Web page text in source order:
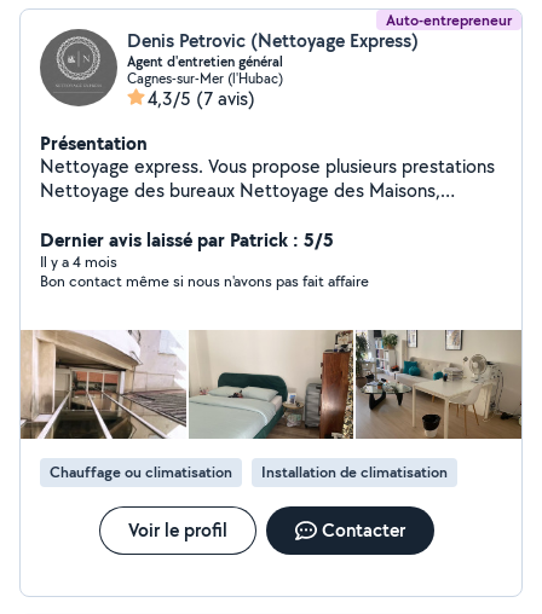
Auto-entrepreneur
Denis Petrovic (Nettoyage Express)
Agent d'entretien général
Cagnes-sur-Mer (l'Hubac)
4,3/5 (7 avis)
Présentation
Nettoyage express. Vous propose plusieurs prestations
Nettoyage des bureaux Nettoyage des Maisons,
clims Décapage de sol Cristallisation de marbre
Shampooing moquette Et en plus de ça, vous pouvez
personnaliser votre entretien !!! n'hésitez surtout pas à
vous répondrons avec plaisir
Dernier avis laissé par Patrick : 5/5
Il y a 4 mois
Bon contact même si nous n'avons pas fait affaire
Chauffage ou climatisation Installation de climatisation
Voir le profil Contacter